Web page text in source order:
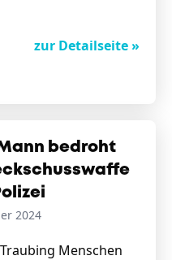
zur Detailseite »
bedroht
2024
Menschen